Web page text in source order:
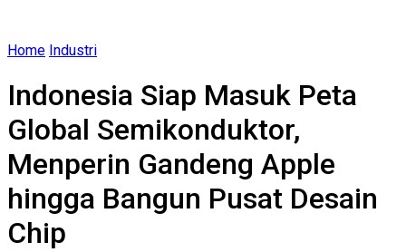
Home Industri
Indonesia Siap Masuk Peta
Global Semikonduktor,
Menperin Gandeng Apple
hingga Bangun Pusat Desain
Chip